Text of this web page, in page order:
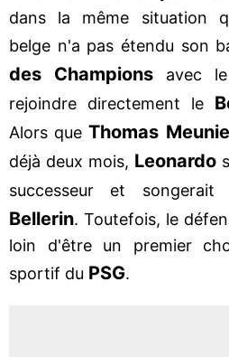
dans la même situation
belge n'a pas étendu son
des Champions avec
rejoindre directement le
Alors queThomas
déjà deux mois, Leonardo
successeur et
Bellerin. Toutefois, le
loin d'être un premier
sportif du PSG.